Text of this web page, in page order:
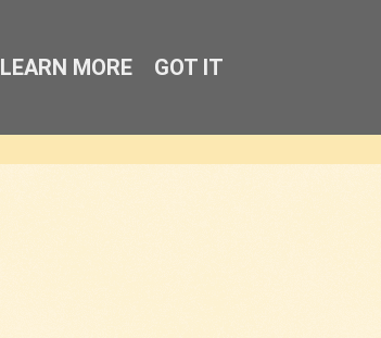
LEARN MORE GOT IT